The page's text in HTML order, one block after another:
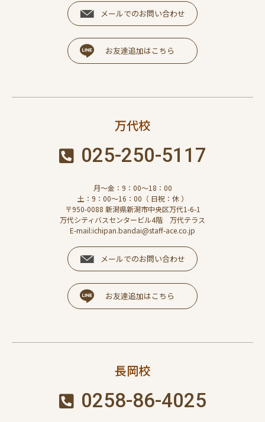
メールでのお問い合わせ
お友達追加はこちら
万代校
025-250-5117
月～金：9：00～18：00
土：9：00～16：00（ 日祝：休 ）
〒950-0088 新潟県新潟市中央区万代1-6-1
万代シティバスセンタービル4階 万代テラス
E-mail:ichipan.bandai@staff-ace.co.jp
メールでのお問い合わせ
お友達追加はこちら
長岡校
0258-86-4025